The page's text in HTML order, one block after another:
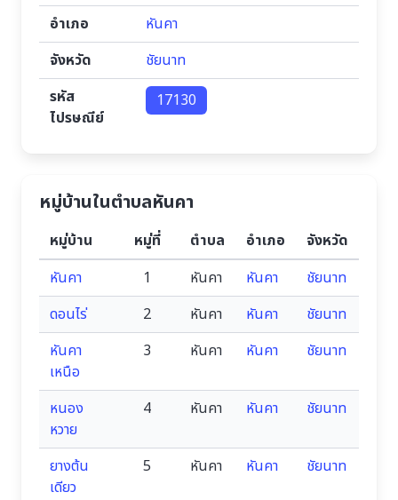
อำเภอ
หันคา
จังหวัด
ชัยนาท
รหัส
ไปรษณีย์
17130
หมู่บ้านในตำบลหันคา
หมู่บ้าน หมู่ที่ ตำบล อำเภอ
จังหวัด
หันคา
1 หันคา หันคา
ชัยนาท
ดอนไร่
2 หันคา หันคา
ชัยนาท
หันคา
เหนือ
3 หันคา หันคา ชัยนาท
หนอง
หวาย
4 หันคา หันคา ชัยนาท
ยางต้น
เดียว
5 หันคา หันคา ชัยนาท